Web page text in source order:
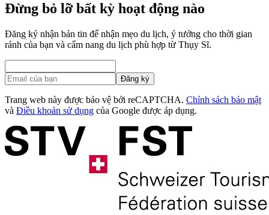
Đừng bỏ lỡ bất kỳ hoạt động nào
Đăng ký nhận bản tin để nhận mẹo du lịch, ý tưởng cho thời gian
rảnh của bạn và cẩm nang du lịch phù hợp từ Thụy Sĩ.
Đăng ký
Trang web này được bảo vệ bởi reCAPTCHA. Chính sách bảo mật
và Điều khoản sử dụng của Google được áp dụng.